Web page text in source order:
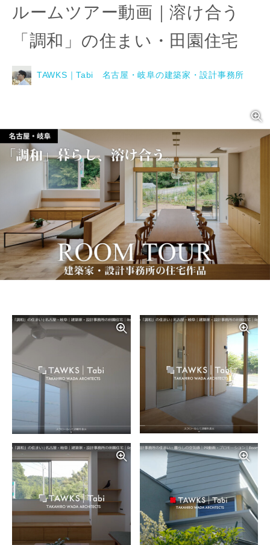
ルームツアー動画｜溶け合う
「調和」の住まい・田園住宅
TAWKS｜Tabi 名古屋・岐阜の建築家・設計事務所
写真を拡大する
写真を拡大する